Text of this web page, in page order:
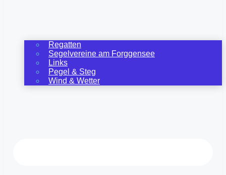
Regatten
Segelvereine am Forggensee
Links
Pegel & Steg
Wind & Wetter